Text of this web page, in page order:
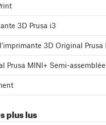
3D Prusa i3
3D Original Prusa
Prusa MINI+ Semi-assemblée
plus lus